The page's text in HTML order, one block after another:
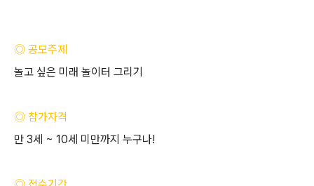
◎ 공모주제
놀고 싶은 미래 놀이터 그리기
◎ 참가자격
만 3세 ~ 10세 미만까지 누구나!